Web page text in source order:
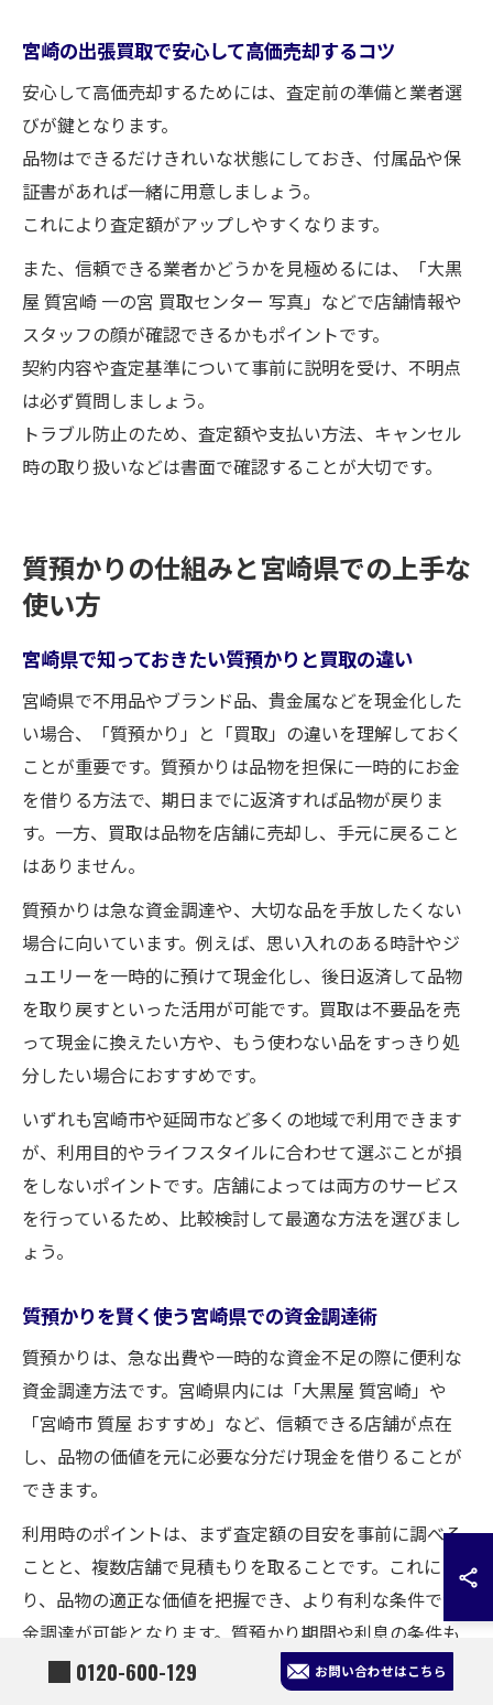
宮崎の出張買取で安心して高価売却するコツ
安心して高価売却するためには、査定前の準備と業者選
びが鍵となります。
品物はできるだけきれいな状態にしておき、付属品や保
証書があれば一緒に用意しましょう。
これにより査定額がアップしやすくなります。
また、信頼できる業者かどうかを見極めるには、「大黒
屋 質宮崎 一の宮 買取センター 写真」などで店舗情報や
スタッフの顔が確認できるかもポイントです。
契約内容や査定基準について事前に説明を受け、不明点
は必ず質問しましょう。
トラブル防止のため、査定額や支払い方法、キャンセル
時の取り扱いなどは書面で確認することが大切です。
質預かりの仕組みと宮崎県での上手な
使い方
宮崎県で知っておきたい質預かりと買取の違い
宮崎県で不用品やブランド品、貴金属などを現金化した
い場合、「質預かり」と「買取」の違いを理解しておく
ことが重要です。質預かりは品物を担保に一時的にお金
を借りる方法で、期日までに返済すれば品物が戻りま
す。一方、買取は品物を店舗に売却し、手元に戻ること
はありません。
質預かりは急な資金調達や、大切な品を手放したくない
場合に向いています。例えば、思い入れのある時計やジ
ュエリーを一時的に預けて現金化し、後日返済して品物
を取り戻すといった活用が可能です。買取は不要品を売
って現金に換えたい方や、もう使わない品をすっきり処
分したい場合におすすめです。
いずれも宮崎市や延岡市など多くの地域で利用できます
が、利用目的やライフスタイルに合わせて選ぶことが損
をしないポイントです。店舗によっては両方のサービス
を行っているため、比較検討して最適な方法を選びまし
ょう。
質預かりを賢く使う宮崎県での資金調達術
質預かりは、急な出費や一時的な資金不足の際に便利な
資金調達方法です。宮崎県内には「大黒屋 質宮崎」や
「宮崎市 質屋 おすすめ」など、信頼できる店舗が点在
し、品物の価値を元に必要な分だけ現金を借りることが
できます。
利用時のポイントは、まず査定額の目安を事前に調べる
ことと、複数店舗で見積もりを取ることです。これによ
り、品物の適正な価値を把握でき、より有利な条件で資
金調達が可能となります。質預かり期間や利息の条件も
比較し、無理のない返済計画を立てることが大切です。
0120-600-129 お問い合わせはこちら